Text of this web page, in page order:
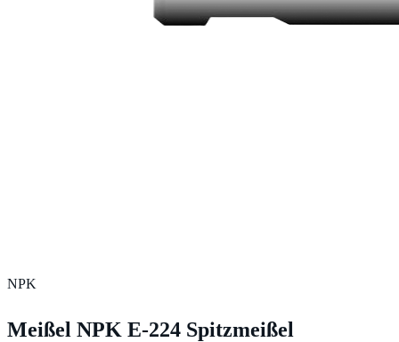
NPK
Meißel NPK E-224 Spitzmeißel